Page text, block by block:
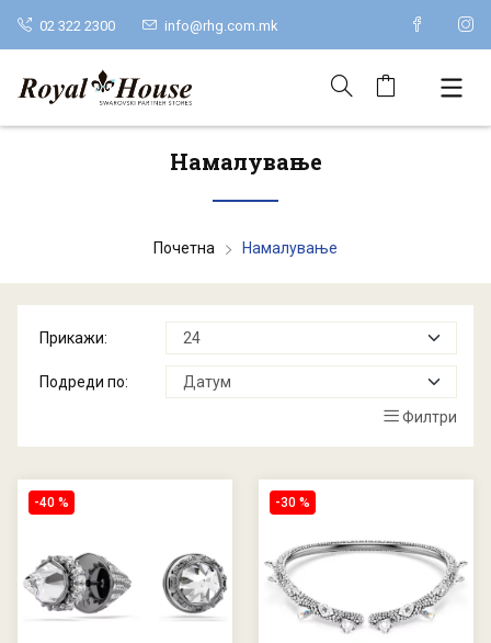
02 322 2300 info@rhg.com.mk
Намалување
Почетна Намалување
Прикажи:
Подреди по:
Филтри
-40 % -30 %